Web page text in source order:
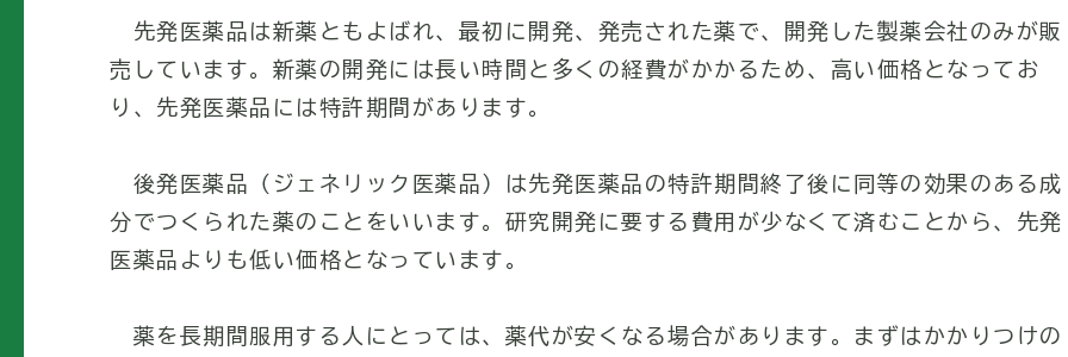
先発医薬品は新薬ともよばれ、最初に開発、発売された薬で、開発した製薬会社のみが販
売しています。新薬の開発には長い時間と多くの経費がかかるため、高い価格となってお
り、先発医薬品には特許期間があります。
後発医薬品（ジェネリック医薬品）は先発医薬品の特許期間終了後に同等の効果のある成
分でつくられた薬のことをいいます。研究開発に要する費用が少なくて済むことから、先発
医薬品よりも低い価格となっています。
薬を長期間服用する人にとっては、薬代が安くなる場合があります。まずはかかりつけの